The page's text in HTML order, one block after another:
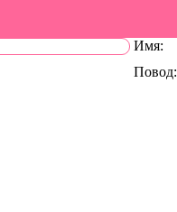
Имя:
Повод: